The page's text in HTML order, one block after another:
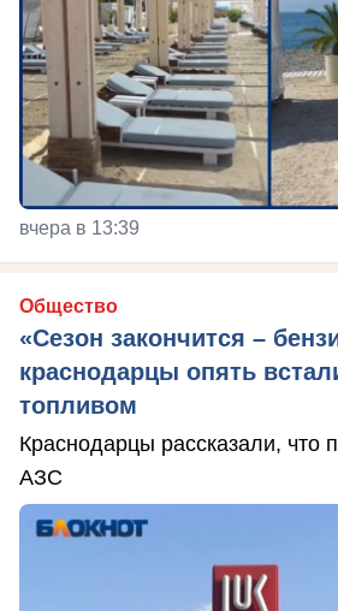
вчера в 13:39
Общество
«Сезон закончится –
краснодарцы опять
топливом
Краснодарцы рассказали, что
АЗС